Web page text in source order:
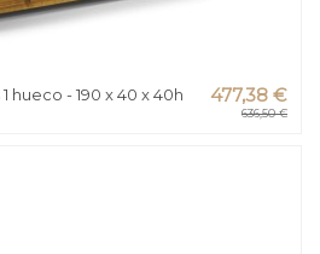
hueco - 190 x 40 x 40h 477,38 €
636,50 €